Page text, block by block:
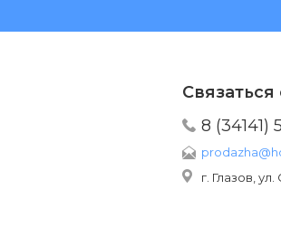
8 (34141)
г. Глазов,